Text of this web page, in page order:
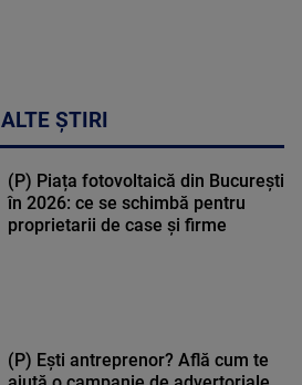
ALTE ȘTIRI
(P) Piața fotovoltaică din București
în 2026: ce se schimbă pentru
proprietarii de case și firme
(P) Ești antreprenor? Află cum te